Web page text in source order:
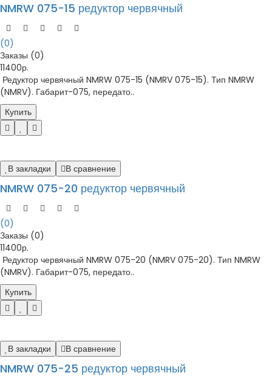
NMRW 075-15 редуктор червячный
(0)
Заказы (0)
11400р.
Редуктор червячный NMRW 075-15 (NMRV 075-15). Тип NMRW
(NMRV). Габарит-075, передато..
Купить
В закладки В сравнение
NMRW 075-20 редуктор червячный
(0)
Заказы (0)
11400р.
Редуктор червячный NMRW 075-20 (NMRV 075-20). Тип NMRW
(NMRV). Габарит-075, передато..
Купить
В закладки В сравнение
NMRW 075-25 редуктор червячный